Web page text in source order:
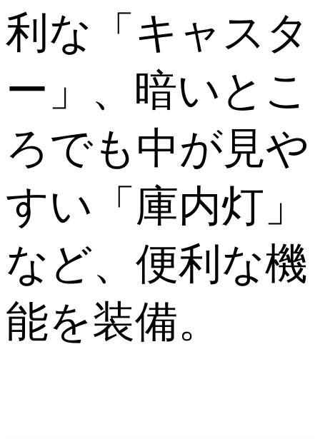
利な「キャスタ
ー」、暗いとこ
ろでも中が見や
すい「庫内灯」
など、便利な機
能を装備。